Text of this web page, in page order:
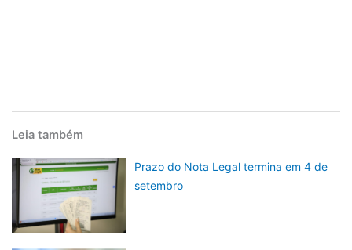
Leia também
Prazo do Nota Legal termina em 4 de
setembro